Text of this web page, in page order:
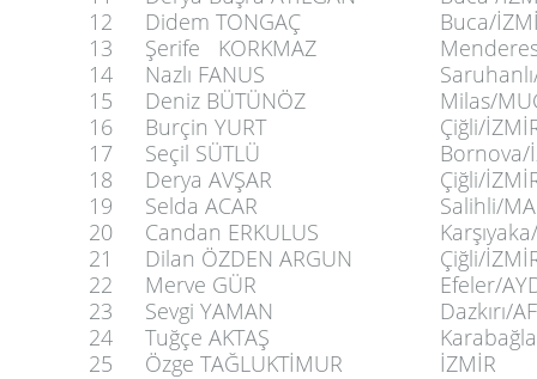
12
Didem TONGAÇ
Buca/
13
Şerife KORKMAZ
14
Nazlı FANUS
15
Deniz BÜTÜNÖZ
Milas/
16
Burçin YURT
Çiğli/
17
Seçil SÜTLÜ
Bornova/
18
Derya AVŞAR
Çiğli/
19
Selda ACAR
Salihli/
20
Candan ERKULUS
21
Dilan ÖZDEN ARGUN
Çiğli/
22
Merve GÜR
Efeler/
23
Sevgi YAMAN
Dazkırı/
24
Tuğçe AKTAŞ
25
Özge TAĞLUKTİMUR İZMİR